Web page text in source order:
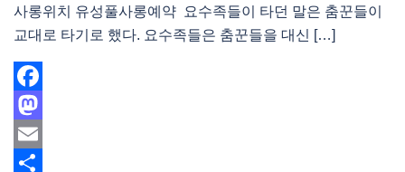
사롱위치 유성풀사롱예약 요수족들이 타던 말은 춤꾼들이
교대로 타기로 했다. 요수족들은 춤꾼들을 대신 […]
Facebook
Mastodon
Email